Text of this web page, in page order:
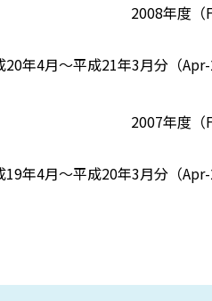
2008年度（
20年4月～平成21年3月分（Apr-
2007年度（
19年4月～平成20年3月分（Apr-